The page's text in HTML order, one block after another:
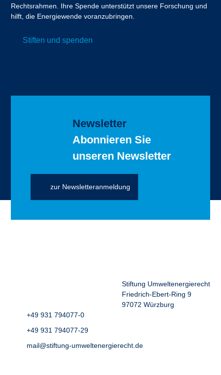
Rechtsrahmen. Ihre Spende unterstützt unsere Forschung und
hilft, die Energiewende voranzubringen.
Stiften und spenden
Newsletter
Abonnieren Sie
unseren Newsletter
zur Newsletteranmeldung
Stiftung Umweltenergierecht
Friedrich-Ebert-Ring 9
97072 Würzburg
+49 931 794077-0
+49 931 794077-29
mail@stiftung-umweltenergierecht.de